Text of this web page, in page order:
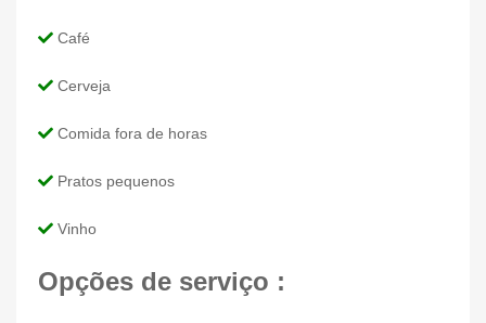
Café
Cerveja
Comida fora de horas
Pratos pequenos
Vinho
Opções de serviço :